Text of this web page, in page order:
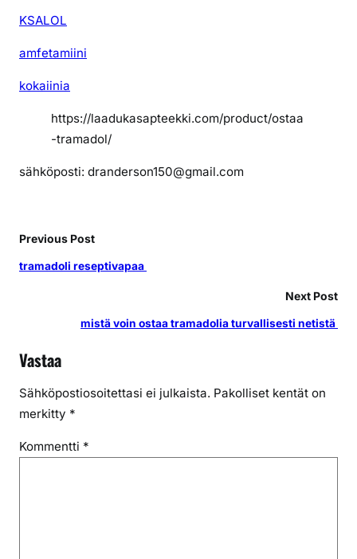
KSALOL
amfetamiini
kokaiinia
https://laadukasapteekki.com/product/ostaa
-tramadol/
sähköposti: dranderson150@gmail.com
Previous Post
tramadoli reseptivapaa
Next Post
mistä voin ostaa tramadolia turvallisesti netistä
Vastaa
Sähköpostiosoitettasi ei julkaista. Pakolliset kentät on
merkitty *
Kommentti *